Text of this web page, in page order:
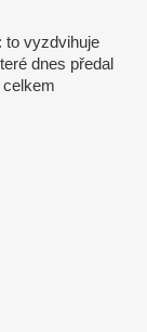
to vyzdvihuje
dnes předal